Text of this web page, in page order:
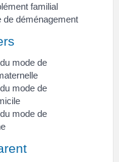
familial
de déménagement
mode de
mode de
mode de